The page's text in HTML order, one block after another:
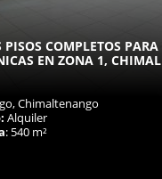
PISOS COMPLETOS PARA
EN ZONA 1, CHIMAL
Chimaltenango
Alquiler
: 540 m²